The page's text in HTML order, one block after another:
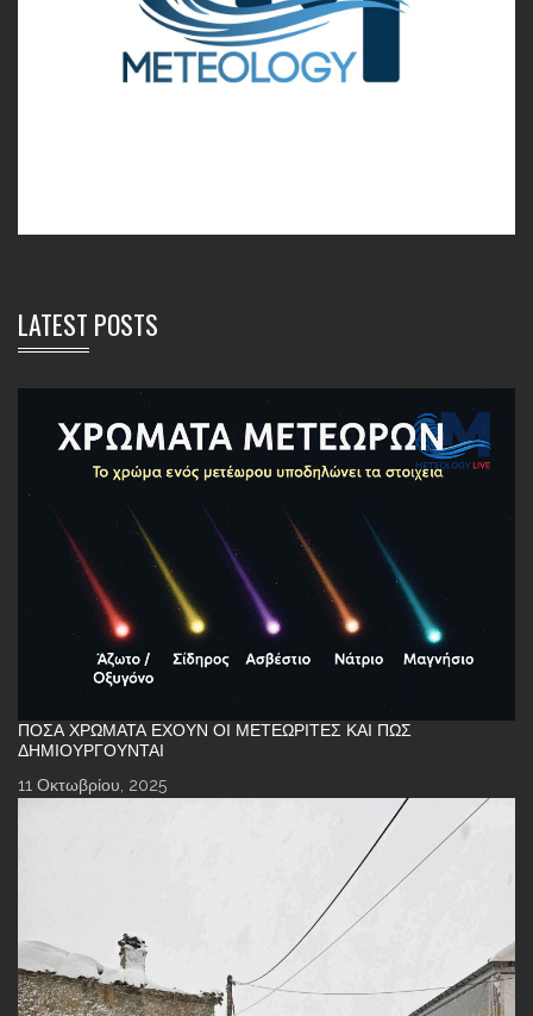
LATEST POSTS
ΠΌΣΑ ΧΡΏΜΑΤΑ ΈΧΟΥΝ ΟΙ ΜΕΤΕΩΡΊΤΕΣ ΚΑΙ ΠΏΣ
ΔΗΜΙΟΥΡΓΟΎΝΤΑΙ
11 Οκτωβρίου, 2025